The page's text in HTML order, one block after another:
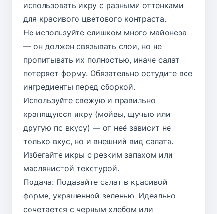
использовать икру с разными оттенками
для красивого цветового контраста.
Не используйте слишком много майонеза
— он должен связывать слои, но не
пропитывать их полностью, иначе салат
потеряет форму. Обязательно остудите все
ингредиенты перед сборкой.
Используйте свежую и правильно
хранящуюся икру (мойвы, щучью или
другую по вкусу) — от неё зависит не
только вкус, но и внешний вид салата.
Избегайте икры с резким запахом или
маслянистой текстурой.
Подача: Подавайте салат в красивой
форме, украшенной зеленью. Идеально
сочетается с черным хлебом или